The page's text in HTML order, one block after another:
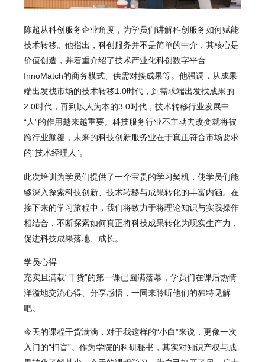
陈超 从科创服务企业角度，为学员们讲解科创服务如何赋能
技术转移。他指出，科创服务并不是简单的中介，其核心是
价值创造，并着重介绍了技术产业化科创数字平台
InnoMatch的商务模式、供需对接成果等。他强调，从成果
端出发找市场的技术转移1.0时代，到需求端出发找成果的
2.0时代，再到以人为本的3.0时代，技术转移行业发展中
“人”的作用越来越重要。科技服务行业不主动去改变就将被
跨行业颠覆，未来的科技创新服务业在于真正符合市场要求
的“技术经理人”。
此次培训为学员们提供了一个宝贵的学习契机，使学员们能
够深入探索科技创新、技术转移与成果转化的丰富内涵。在
接下来的学习旅程中，我们将致力于将理论知识与实践操作
相结合，不断探索如何真正将科技成果转化为现实生产力，
促进科技成果落地、成长。
学员心得
充实且满载“干货”的第一课已圆满落幕，学员们在课后热情
洋溢地交流心得、分享感悟，一同来聆听他们的独特见解
吧。
今天的课程干货满满，对于我这样的“小白”来说，更像一次
入门的“扫盲”。作为学院的科研秘书，其实对知识产权与成